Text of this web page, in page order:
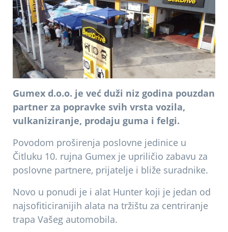
Gumex d.o.o. je već duži niz godina pouzdan
partner za popravke svih vrsta vozila,
vulkaniziranje, prodaju guma i felgi.
Povodom proširenja poslovne jedinice u
Čitluku 10. rujna Gumex je upriličio zabavu za
poslovne partnere, prijatelje i bliže suradnike.
Novo u ponudi je i alat Hunter koji je jedan od
najsofiticiranijih alata na tržištu za centriranje
trapa Vašeg automobila.